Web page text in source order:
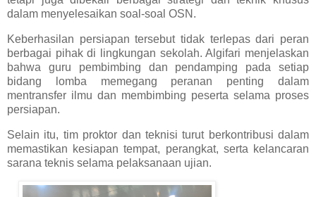
dalam menyelesaikan soal-soal OSN.
Keberhasilan persiapan tersebut tidak terlepas dari peran
berbagai pihak di lingkungan sekolah. Algifari menjelaskan
bahwa guru pembimbing dan pendamping pada setiap
bidang lomba memegang peranan penting dalam
mentransfer ilmu dan membimbing peserta selama proses
persiapan.
Selain itu, tim proktor dan teknisi turut berkontribusi dalam
memastikan kesiapan tempat, perangkat, serta kelancaran
sarana teknis selama pelaksanaan ujian.